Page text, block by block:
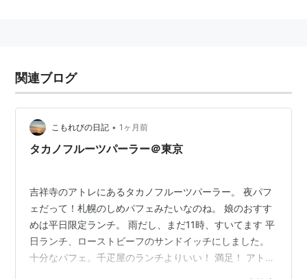
関連ブログ
こもれびの日記 • 1ヶ月前
タカノフルーツパーラー＠東京
吉祥寺のアトレにあるタカノフルーツパーラー。 夜パフ
ェだって！札幌のしめパフェみたいなのね。 娘のおすす
めは平日限定ランチ。 雨だし、まだ11時、すいてます 平
日ランチ、ローストビーフのサンドイッチにしました。
十分なパフェ。千疋屋のランチよりいい！ 満足！ アトレ